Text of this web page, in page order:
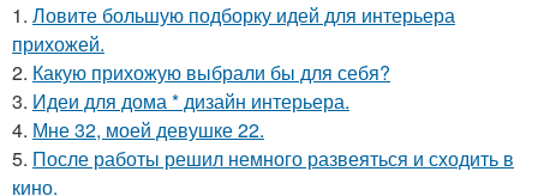
1. Ловите большую подборку идей для интерьера
прихожей.
2. Какую прихожую выбрали бы для себя?
3. Идеи для дома * дизайн интерьера.
4. Мне 32, моей девушке 22.
5. После работы решил немного развеяться и сходить в
кино.